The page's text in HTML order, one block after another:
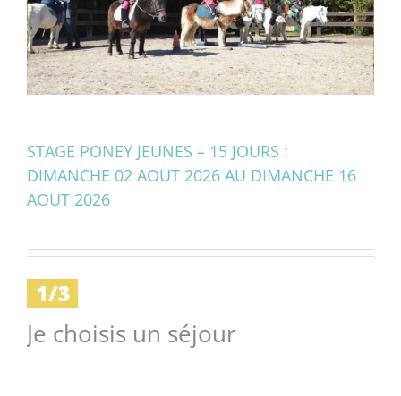
STAGE PONEY JEUNES – 15 JOURS :
DIMANCHE 02 AOUT 2026 AU DIMANCHE 16
AOUT 2026
Je choisis un séjour